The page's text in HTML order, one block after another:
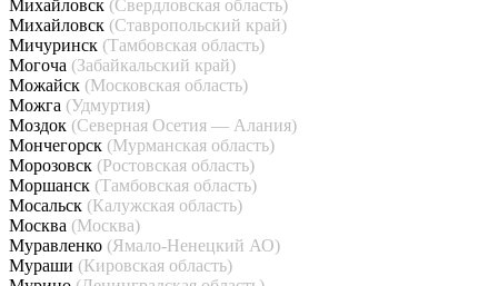
Михайловск (Свердловская область)
Михайловск (Ставропольский край)
Мичуринск (Тамбовская область)
Могоча (Забайкальский край)
Можайск (Московская область)
Можга (Удмуртия)
Моздок (Северная Осетия — Алания)
Мончегорск (Мурманская область)
Морозовск (Ростовская область)
Моршанск (Тамбовская область)
Мосальск (Калужская область)
Москва (Москва)
Муравленко (Ямало-Ненецкий АО)
Мураши (Кировская область)